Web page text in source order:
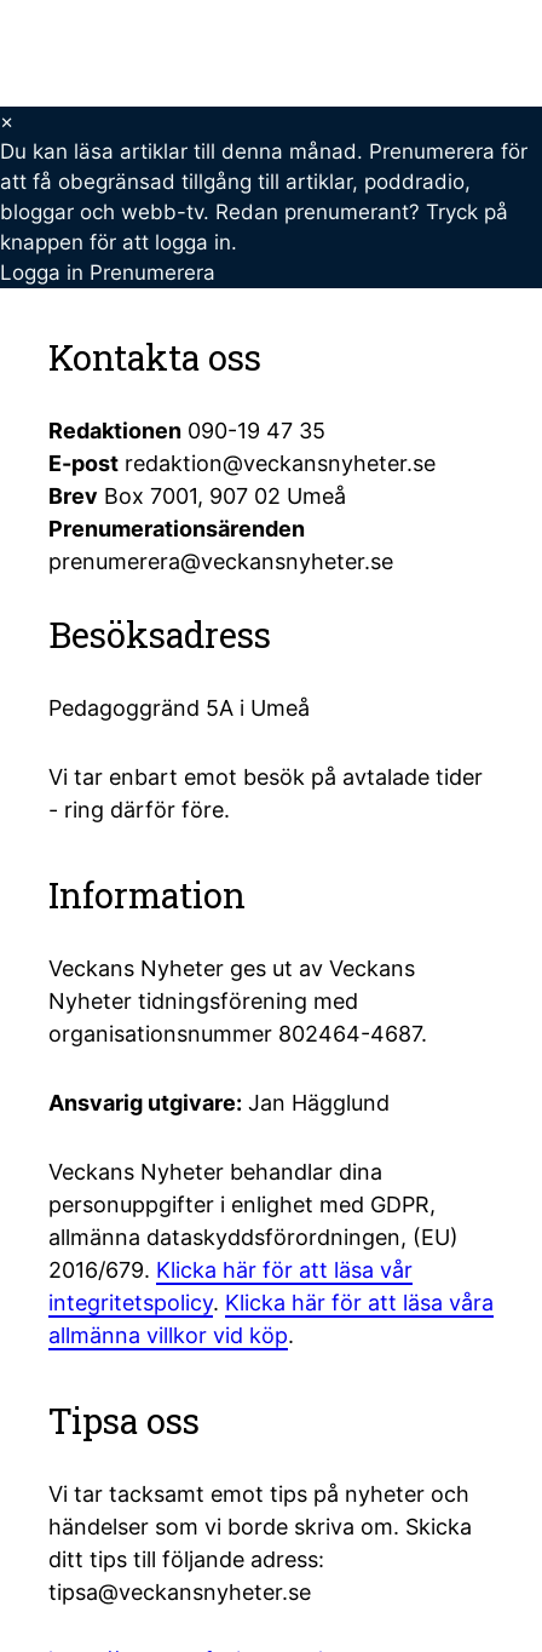
×
Du kan läsa artiklar till denna månad. Prenumerera för
att få obegränsad tillgång till artiklar, poddradio,
bloggar och webb-tv. Redan prenumerant? Tryck på
knappen för att logga in.
Logga in Prenumerera
Kontakta oss
Redaktionen 090-19 47 35
E-post redaktion@veckansnyheter.se
Brev Box 7001, 907 02 Umeå
Prenumerationsärenden
prenumerera@veckansnyheter.se
Besöksadress
Pedagoggränd 5A i Umeå
Vi tar enbart emot besök på avtalade tider
- ring därför före.
Information
Veckans Nyheter ges ut av Veckans
Nyheter tidningsförening med
organisationsnummer 802464-4687.
Ansvarig utgivare: Jan Hägglund
Veckans Nyheter behandlar dina
personuppgifter i enlighet med GDPR,
allmänna dataskyddsförordningen, (EU)
2016/679. Klicka här för att läsa vår
integritetspolicy. Klicka här för att läsa våra
allmänna villkor vid köp.
Tipsa oss
Vi tar tacksamt emot tips på nyheter och
händelser som vi borde skriva om. Skicka
ditt tips till följande adress:
tipsa@veckansnyheter.se